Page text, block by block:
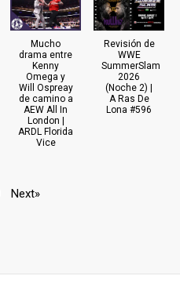
Mucho
drama entre
Kenny
Omega y
Will Ospreay
de camino a
AEW All In
London |
ARDL Florida
Vice
Revisión de
WWE
SummerSlam
2026
(Noche 2) |
A Ras De
Lona #596
Next»